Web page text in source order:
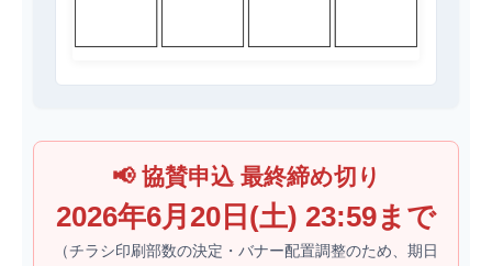
📢 協賛申込 最終締め切り
2026年6月20日(土) 23:59まで
（チラシ印刷部数の決定・バナー配置調整のため、期日